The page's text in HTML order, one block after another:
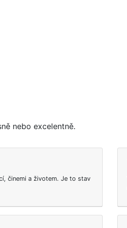
nebo excelentně.
činemi a životem. Je to stav